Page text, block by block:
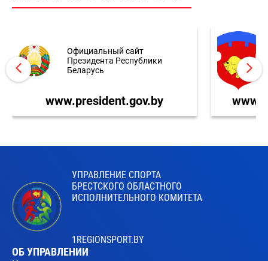
Официальный сайт
Президента Республики
Беларусь
www.president.gov.by
УПРАВЛЕНИЕ СПОРТА
БРЕСТСКОГО ОБЛАСТНОГО
ИСПОЛНИТЕЛЬНОГО КОМИТЕТА
1REGIONSPORT.BY
ОБ УПРАВЛЕНИИ